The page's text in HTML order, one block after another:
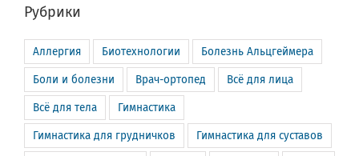
Рубрики
Аллергия Биотехнологии Болезнь Альцгеймера
Боли и болезни Врач-ортопед Всё для лица
Всё для тела Гимнастика
Гимнастика для грудничков Гимнастика для суставов